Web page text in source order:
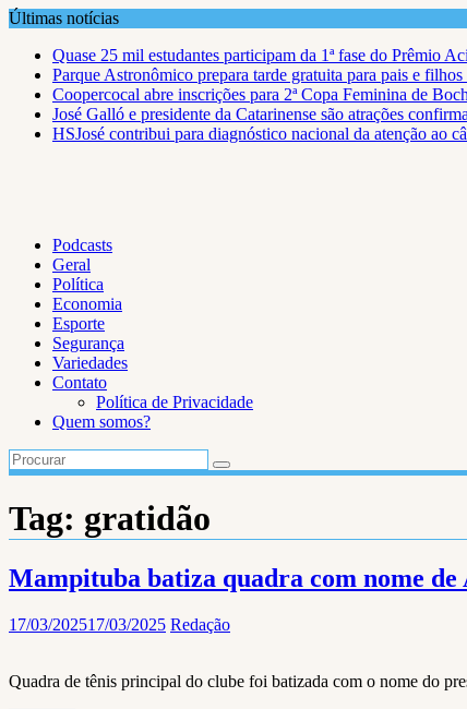
Skip
content
Últimas notícias
Quase 25 mil estudantes participam da 1ª fase do Prêmio
Parque Astronômico prepara tarde gratuita para pais e filhos
Coopercocal abre inscrições para 2ª Copa Feminina de
José Galló e presidente da Catarinense são atrações
HSJosé contribui para diagnóstico nacional da atenção ao
Podcasts
Geral
Política
Economia
Esporte
Segurança
Variedades
Contato
Política de Privacidade
Quem somos?
Tag: gratidão
Mampituba batiza quadra com nome
17/03/202517/03/2025 Redação
Quadra de tênis principal do clube foi batizada com o nome do